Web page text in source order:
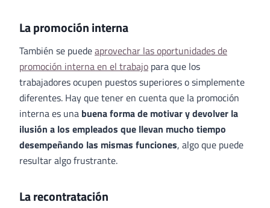
La promoción interna
También se puedeaprovechar las oportunidades de
promoción interna en el trabajo para que los
trabajadores ocupen puestos superiores o simplemente
diferentes. Hay que tener en cuenta que la promoción
interna es una buena forma de motivar y devolver la
ilusión a los empleados que llevan mucho tiempo
desempeñando las mismas funciones, algo que puede
resultar algo frustrante.
La recontratación